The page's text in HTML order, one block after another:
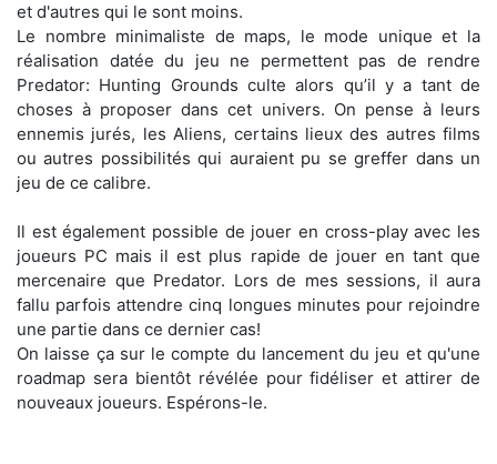
et d'autres qui le sont moins.
Le nombre minimaliste de maps, le mode unique et la
réalisation datée du jeu ne permettent pas de rendre
Predator: Hunting Grounds culte alors qu’il y a tant de
choses à proposer dans cet univers. On pense à leurs
ennemis jurés, les Aliens, certains lieux des autres films
ou autres possibilités qui auraient pu se greffer dans un
jeu de ce calibre.
Il est également possible de jouer en cross-play avec les
joueurs PC mais il est plus rapide de jouer en tant que
mercenaire que Predator. Lors de mes sessions, il aura
fallu parfois attendre cinq longues minutes pour rejoindre
une partie dans ce dernier cas!
On laisse ça sur le compte du lancement du jeu et qu'une
roadmap sera bientôt révélée pour fidéliser et attirer de
nouveaux joueurs. Espérons-le.